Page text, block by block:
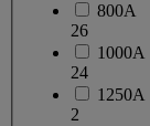
800A
26
1000A
24
1250A
2